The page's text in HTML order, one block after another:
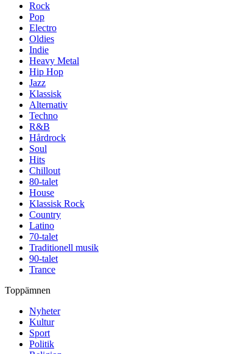
Rock
Pop
Electro
Oldies
Indie
Heavy Metal
Hip Hop
Jazz
Klassisk
Alternativ
Techno
R&B
Hårdrock
Soul
Hits
Chillout
80-talet
House
Klassisk Rock
Country
Latino
70-talet
Traditionell musik
90-talet
Trance
Toppämnen
Nyheter
Kultur
Sport
Politik